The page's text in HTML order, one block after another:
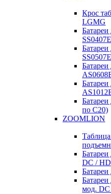
Крос
LGMG
по С20)
ZOOMLION
DC / HD
мод.